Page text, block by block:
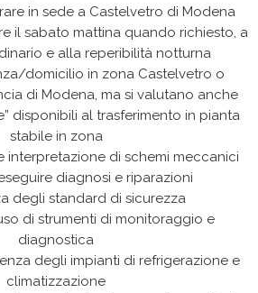
in sede a Castelvetro di Modena
il sabato mattina quando richiesto, a
e alla reperibilità notturna
domicilio in zona Castelvetro o
di Modena, ma si valutano anche
disponibili al trasferimento in pianta
stabile in zona
interpretazione di schemi meccanici
diagnosi e riparazioni
degli standard di sicurezza
di strumenti di monitoraggio e
diagnostica
degli impianti di refrigerazione e
climatizzazione